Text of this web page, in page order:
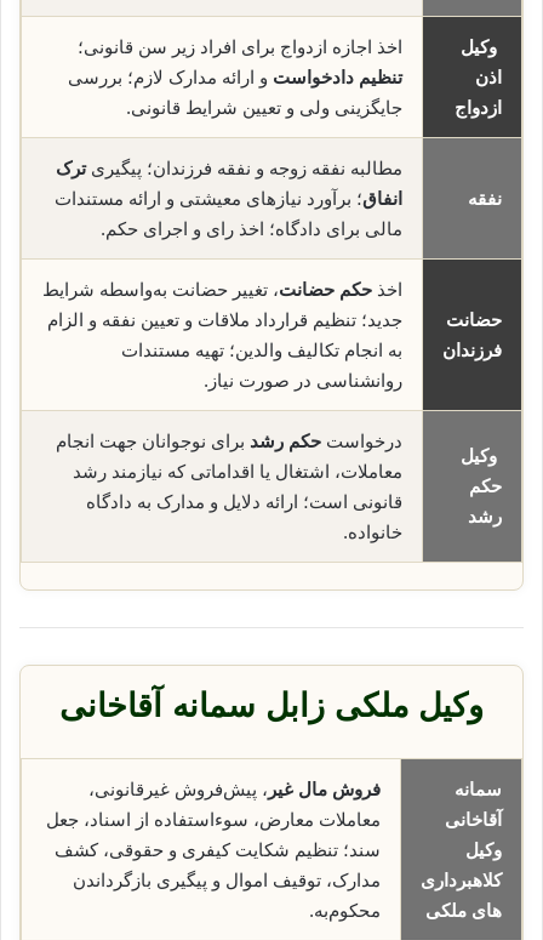
وکیل
اذن
ازدواج
اخذ اجازه ازدواج برای افراد زیر سن قانونی؛
تنظیم دادخواست و ارائه مدارک لازم؛ بررسی
جایگزینی ولی و تعیین شرایط قانونی.
نفقه
مطالبه نفقه زوجه و نفقه فرزندان؛ پیگیریترک
انفاق؛ برآورد نیازهای معیشتی و ارائه مستندات
مالی برای دادگاه؛ اخذ رای و اجرای حکم.
حضانت
فرزندان
اخذ حکم حضانت، تغییر حضانت به‌واسطه شرایط
جدید؛ تنظیم قرارداد ملاقات و تعیین نفقه و الزام
به انجام تکالیف والدین؛ تهیه مستندات
روانشناسی در صورت نیاز.
وکیل
حکم
رشد
درخواست حکم رشد برای نوجوانان جهت انجام
معاملات، اشتغال یا اقداماتی که نیازمند رشد
قانونی است؛ ارائه دلایل و مدارک به دادگاه
خانواده.
وکیل ملکی زابل سمانه آقاخانی
سمانه
آقاخانی
وکیل
کلاهبرداری
های ملکی
فروش مال غیر ، پیش‌فروش غیرقانونی،
معاملات معارض، سوء‌استفاده از اسناد، جعل
سند؛ تنظیم شکایت کیفری و حقوقی، کشف
مدارک، توقیف اموال و پیگیری بازگرداندن
محکوم‌به.